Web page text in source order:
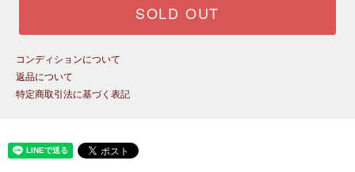
SOLD OUT
コンディションについて
返品について
特定商取引法に基づく表記